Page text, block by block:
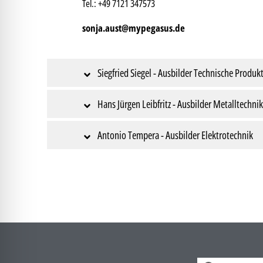
Tel.: +49 7121 347573
sonja.aust@mypegasus.de
Siegfried Siegel - Ausbilder Technische
Hans Jürgen Leibfritz - Ausbilder Metalltechnik
Antonio Tempera - Ausbilder Elektrotechnik